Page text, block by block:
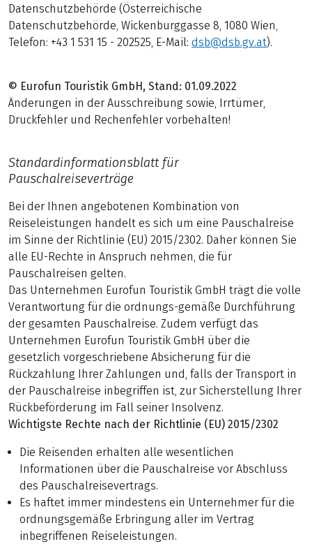
Datenschutzbehörde (Österreichische
Datenschutzbehörde, Wickenburggasse 8, 1080 Wien,
Telefon: +43 1 531 15 - 202525, E-Mail: dsb@dsb.gv.at).
© Eurofun Touristik GmbH, Stand: 01.09.2022
Änderungen in der Ausschreibung sowie, Irrtümer,
Druckfehler und Rechenfehler vorbehalten!
Standardinformationsblatt für
Pauschalreiseverträge
Bei der Ihnen angebotenen Kombination von
Reiseleistungen handelt es sich um eine Pauschalreise
im Sinne der Richtlinie (EU) 2015/2302. Daher können Sie
alle EU-Rechte in Anspruch nehmen, die für
Pauschalreisen gelten.
Das Unternehmen Eurofun Touristik GmbH trägt die volle
Verantwortung für die ordnungs-gemäße Durchführung
der gesamten Pauschalreise. Zudem verfügt das
Unternehmen Eurofun Touristik GmbH über die
gesetzlich vorgeschriebene Absicherung für die
Rückzahlung Ihrer Zahlungen und, falls der Transport in
der Pauschalreise inbegriffen ist, zur Sicherstellung Ihrer
Rückbeförderung im Fall seiner Insolvenz.
Wichtigste Rechte nach der Richtlinie (EU) 2015/2302
Die Reisenden erhalten alle wesentlichen
Informationen über die Pauschalreise vor Abschluss
des Pauschalreisevertrags.
Es haftet immer mindestens ein Unternehmer für die
ordnungsgemäße Erbringung aller im Vertrag
inbegriffenen Reiseleistungen.